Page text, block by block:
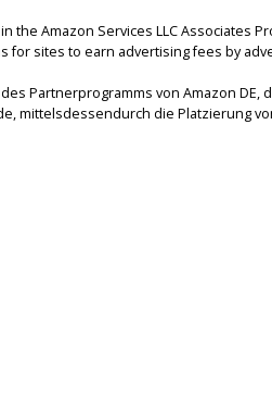
the Amazon Services LLC Associates
for sites to earn advertising fees by
Partnerprogramms von Amazon
mittelsdessendurch die Platzierung